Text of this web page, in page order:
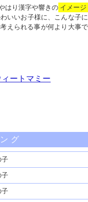
はり漢字や響きの イメージ
いいお子様に、こんな子に
えられる事が何より大事で
ートマミー
グ
子
子
子